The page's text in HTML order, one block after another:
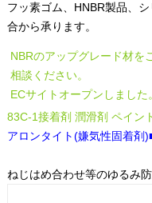
フッ素ゴム、HNBR製品、
合から承ります。
NBRのアップグレード材を
相談ください。
ECサイトオープンしました
83C-1接着剤 潤滑剤 ペイン
アロンタイト(嫌気性固着剤
ねじはめ合わせ等のゆるみ